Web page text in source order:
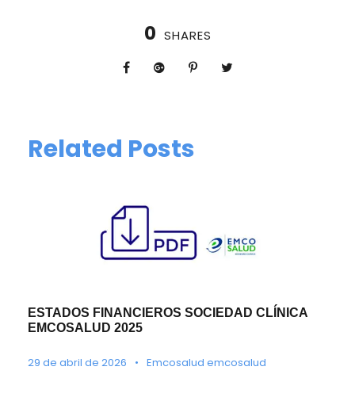
0 SHARES
Related Posts
ESTADOS FINANCIEROS SOCIEDAD CLÍNICA
EMCOSALUD 2025
29 de abril de 2026 • Emcosalud emcosalud